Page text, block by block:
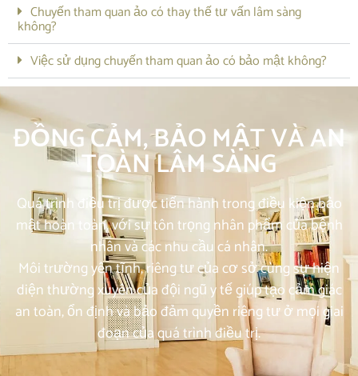
Chuyến tham quan ảo có thay thế tư vấn lâm sàng
không?
Việc sử dụng chuyến tham quan ảo có bảo mật không?
ĐỒNG CẢM, BẢO MẬT VÀ AN
TOÀN LÂM SÀNG
Quá trình điều trị được tiến hành trong điều kiện bảo
mật hoàn toàn, với sự tôn trọng nhân phẩm của bệnh
nhân và các nhu cầu cá nhân.
Môi trường yên tĩnh, riêng tư của cơ sở cùng sự hiện
diện thường xuyên của đội ngũ y tế giúp tạo cảm giác
an toàn, ổn định và bảo đảm quyền riêng tư ở mọi giai
đoạn của quá trình điều trị.